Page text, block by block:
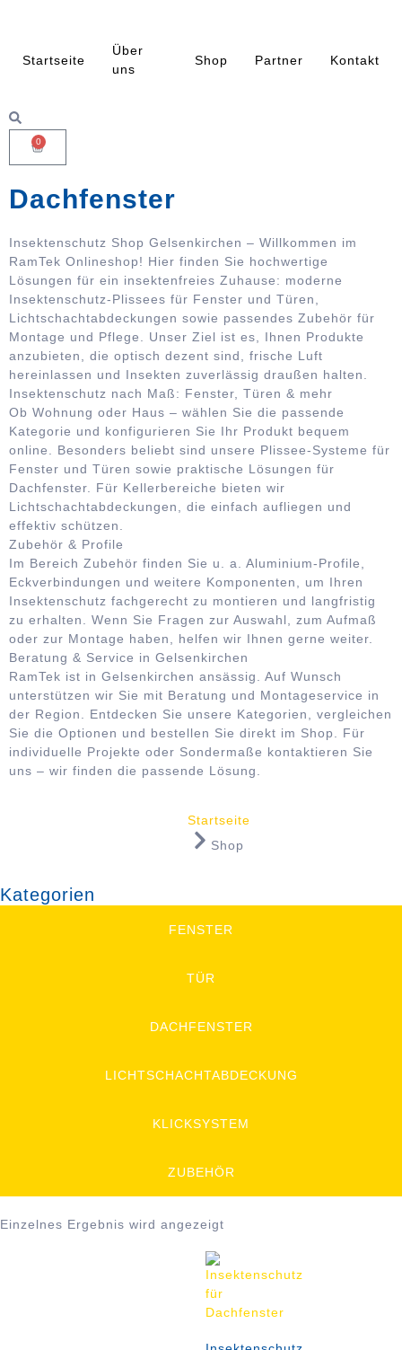
Startseite
Über
uns
Shop Partner Kontakt
0
Dachfenster
Insektenschutz Shop Gelsenkirchen – Willkommen im
RamTek Onlineshop! Hier finden Sie hochwertige
Lösungen für ein insektenfreies Zuhause: moderne
Insektenschutz-Plissees für Fenster und Türen,
Lichtschachtabdeckungen sowie passendes Zubehör für
Montage und Pflege. Unser Ziel ist es, Ihnen Produkte
anzubieten, die optisch dezent sind, frische Luft
hereinlassen und Insekten zuverlässig draußen halten.
Insektenschutz nach Maß: Fenster, Türen & mehr
Ob Wohnung oder Haus – wählen Sie die passende
Kategorie und konfigurieren Sie Ihr Produkt bequem
online. Besonders beliebt sind unsere Plissee-Systeme für
Fenster und Türen sowie praktische Lösungen für
Dachfenster. Für Kellerbereiche bieten wir
Lichtschachtabdeckungen, die einfach aufliegen und
effektiv schützen.
Zubehör & Profile
Im Bereich Zubehör finden Sie u. a. Aluminium-Profile,
Eckverbindungen und weitere Komponenten, um Ihren
Insektenschutz fachgerecht zu montieren und langfristig
zu erhalten. Wenn Sie Fragen zur Auswahl, zum Aufmaß
oder zur Montage haben, helfen wir Ihnen gerne weiter.
Beratung & Service in Gelsenkirchen
RamTek ist in Gelsenkirchen ansässig. Auf Wunsch
unterstützen wir Sie mit Beratung und Montageservice in
der Region. Entdecken Sie unsere Kategorien, vergleichen
Sie die Optionen und bestellen Sie direkt im Shop. Für
individuelle Projekte oder Sondermaße kontaktieren Sie
uns – wir finden die passende Lösung.
Startseite
Shop
Kategorien
FENSTER
TÜR
DACHFENSTER
LICHTSCHACHTABDECKUNG
KLICKSYSTEM
ZUBEHÖR
Einzelnes Ergebnis wird angezeigt